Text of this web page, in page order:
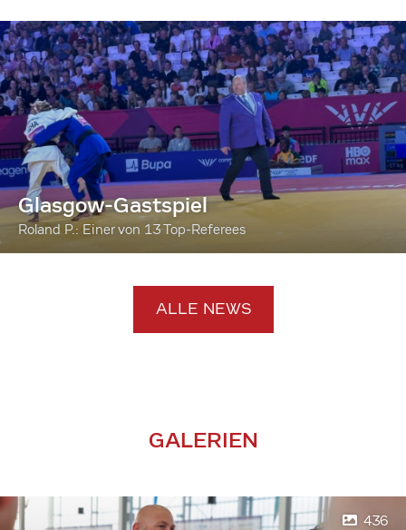
Glasgow-Gastspiel
Roland P.: Einer von 13 Top-Referees
ALLE NEWS
GALERIEN
436